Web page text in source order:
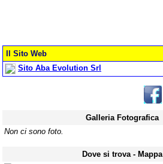
Il Sito Web
Sito Aba Evolution Srl
Galleria Fotografica
Non ci sono foto.
Dove si trova - Mappa